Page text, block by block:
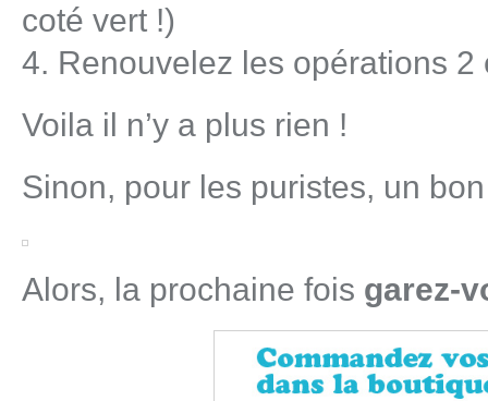
coté vert !)
4. Renouvelez les opérations 2
Voila il n’y a plus rien !
Sinon, pour les puristes, un
Alors, la prochaine fois garez-